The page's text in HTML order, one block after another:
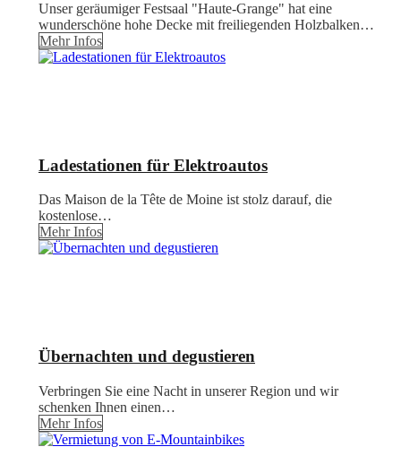
Unser geräumiger Festsaal "Haute-Grange" hat eine
wunderschöne hohe Decke mit freiliegenden Holzbalken…
Mehr Infos
Ladestationen für Elektroautos
Das Maison de la Tête de Moine ist stolz darauf, die
kostenlose…
Mehr Infos
Übernachten und degustieren
Verbringen Sie eine Nacht in unserer Region und wir
schenken Ihnen einen…
Mehr Infos